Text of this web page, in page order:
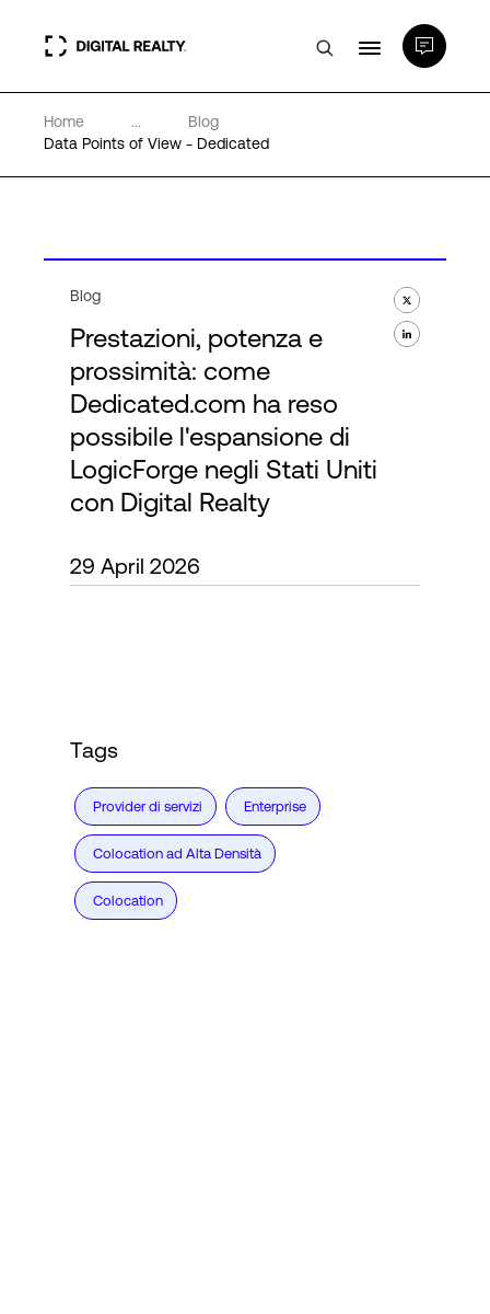
Data center
Competenze e Risorse
Chi Siamo
Language
Accesso
Home ...
Blog
Data Points of View - Dedicated
Blog
Prestazioni, potenza e
prossimità: come
Dedicated.com ha reso
possibile l'espansione di
LogicForge negli Stati Uniti
con Digital Realty
29 April 2026
Tags
Provider di servizi Enterprise
Colocation ad Alta Densità
Colocation